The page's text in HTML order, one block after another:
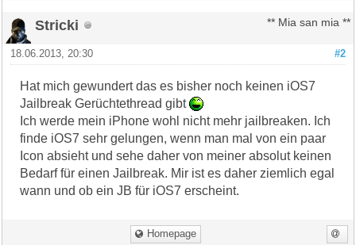
Stricki ** Mia san mia **
#2
18.06.2013, 20:30
Hat mich gewundert das es bisher noch keinen iOS7
Jailbreak Gerüchtethread gibt
Ich werde mein iPhone wohl nicht mehr jailbreaken. Ich
finde iOS7 sehr gelungen, wenn man mal von ein paar
Icon absieht und sehe daher von meiner absolut keinen
Bedarf für einen Jailbreak. Mir ist es daher ziemlich egal
wann und ob ein JB für iOS7 erscheint.
Homepage